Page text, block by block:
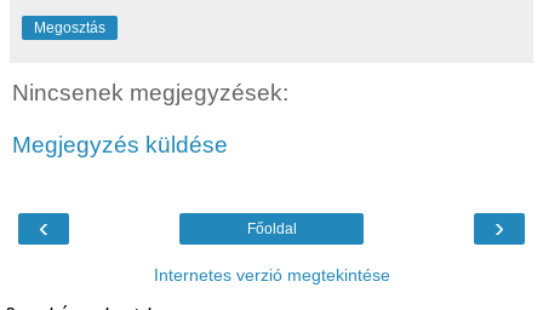
Megosztás
Nincsenek megjegyzések:
Megjegyzés küldése
‹ ›
Főoldal
Internetes verzió megtekintése